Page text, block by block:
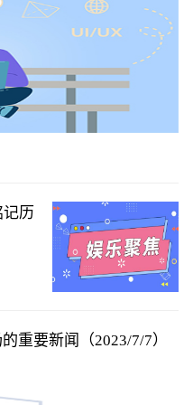
记历
重要新闻（2023/7/7）